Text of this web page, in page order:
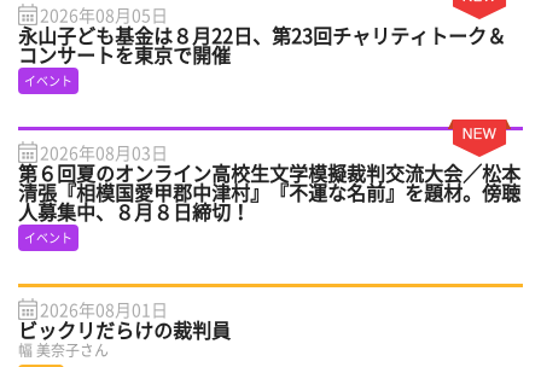
2026年08月05日
永山子ども基金は８月22日、第23回チャリティトーク＆
コンサートを東京で開催
イベント
2026年08月03日
第６回夏のオンライン高校生文学模擬裁判交流大会／松本
清張『相模国愛甲郡中津村』『不運な名前』を題材。傍聴
人募集中、８月８日締切！
イベント
2026年08月01日
ビックリだらけの裁判員
幅 美奈子さん